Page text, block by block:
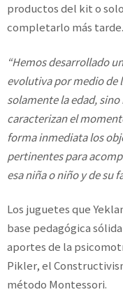
productos del kit o
completarlo más tarde.
“Hemos desarrollado
evolutiva por medio de
solamente la edad,
caracterizan el
forma inmediata los
pertinentes para
esa niña o niño y de su
Los juguetes que
base pedagógica
aportes de la
Pikler, el
método Montessori.